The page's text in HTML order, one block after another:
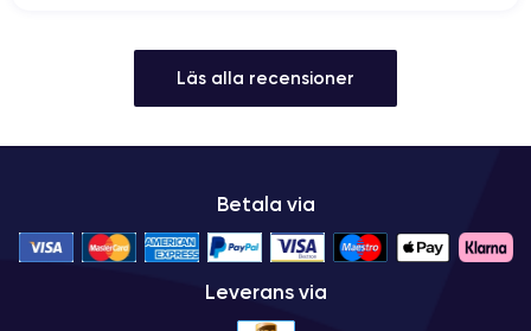
Läs alla recensioner
Betala via
Leverans via